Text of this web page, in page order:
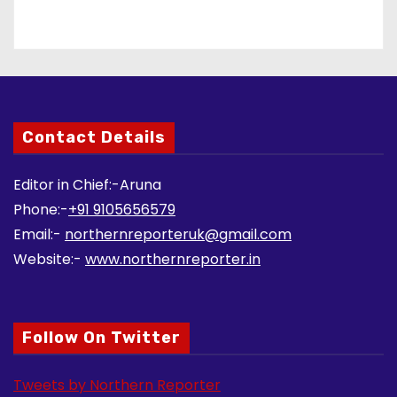
Contact Details
Editor in Chief:-Aruna
Phone:-+91 9105656579
Email:- northernreporteruk@gmail.com
Website:- www.northernreporter.in
Follow On Twitter
Tweets by Northern Reporter